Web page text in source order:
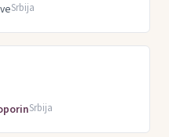
Srbija
Srbija